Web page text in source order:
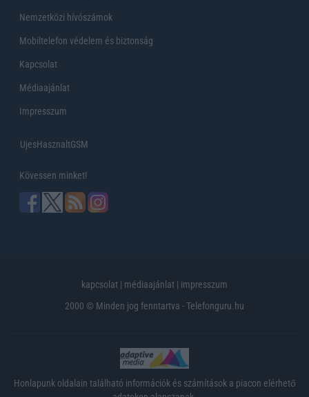
Nemzetközi hívószámok
Mobiltelefon védelem és biztonság
Kapcsolat
Médiaajánlat
Impresszum
UjesHasznaltGSM
Kövessen minket!
kapcsolat | médiaajánlat | impresszum
2000 © Minden jog fenntartva - Telefonguru.hu
Honlapunk oldalain található információk és számítások a piacon elérhető